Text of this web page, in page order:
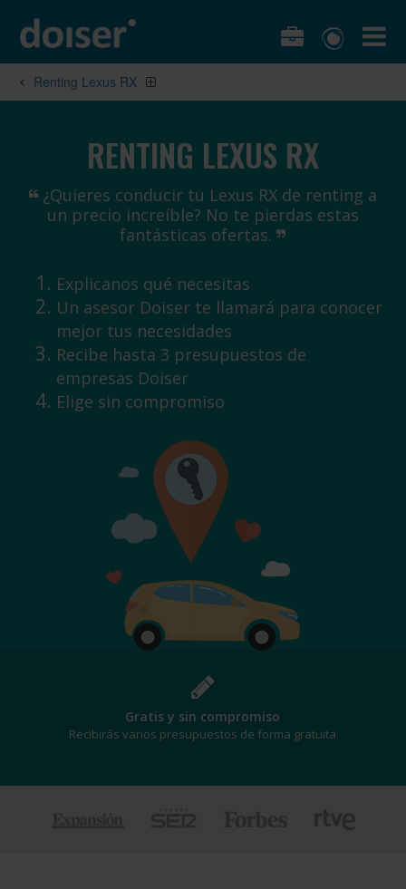
Renting Lexus RX
RENTING LEXUS RX
¿Quieres conducir tu Lexus RX de renting a
un precio increíble? No te pierdas estas
fantásticas ofertas.
Explicanos qué necesitas
Un asesor Doiser te llamará para conocer
mejor tus necesidades
Recibe hasta 3 presupuestos de
empresas Doiser
Elige sin compromiso
Gratis y sin compromiso
Recibirás varios presupuestos de forma gratuita